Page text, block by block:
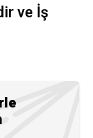
ve İş